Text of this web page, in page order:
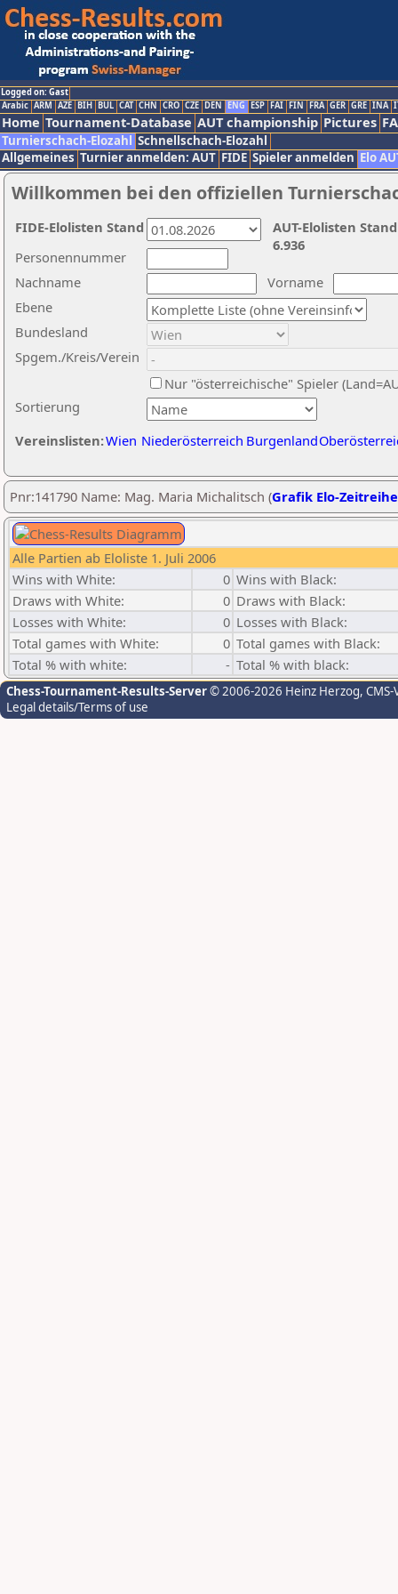
Logged on: Gast
Arabic ARM AZE BIH BUL CAT CHN CRO CZE DEN ENG ESP FAI FIN FRA GER GRE INA
Home Tournament-Database AUT championship Pictures
Turnierschach-Elozahl Schnellschach-Elozahl
Allgemeines Turnier anmelden: AUT FIDE Spieler anmelden Elo
Willkommen bei den offiziellen
Nachname
Vorname
Ebene
Sortierung
Personennummer
Bundesland
Spgem./Kreis/Verein
Nur "österreichische" Spieler
Vereinslisten:Wien Niederösterreich Burgenland
AUT-Elolisten
6.936
FIDE-Elolisten Stand
Pnr:141790 Name: Mag. Maria Michalitsch (Grafik Elo-Zeitreihe
Alle Partien ab Eloliste 1. Juli 2006
Wins with White:
0 Wins with Black:
Draws with White:
0 Draws with Black:
Losses with White:
0 Losses with Black:
Total games with White:
0 Total games with Black:
Total % with white:
- Total % with black:
Chess-Tournament-Results-Server© 2006-2026 Heinz Herzog,
Legal details/Terms of use